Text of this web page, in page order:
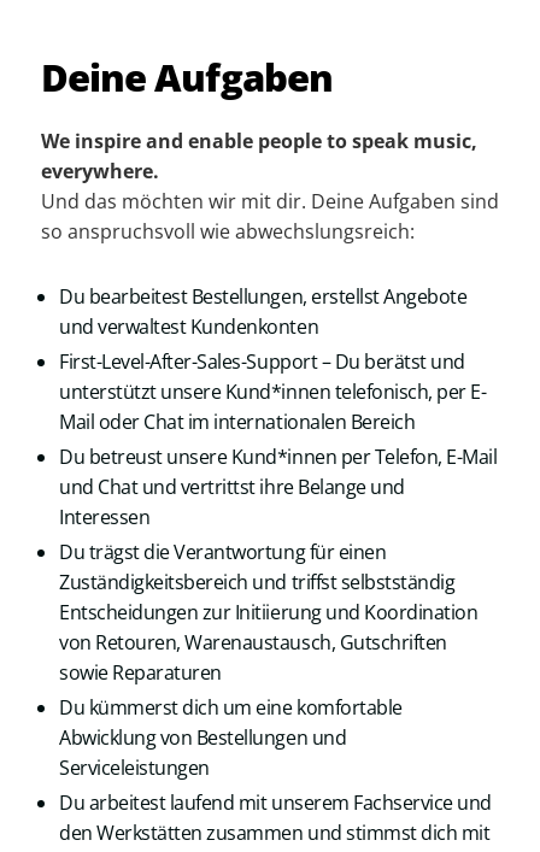
Deine Aufgaben
We inspire and enable people to speak music,
everywhere.
Und das möchten wir mit dir. Deine Aufgaben sind
so anspruchs­voll wie abwechs­lungsreich:
Du bearbeitest Bestellungen, erstellst Angebote
und verwaltest Kundenkonten
First-Level-After-Sales-Support – Du berätst und
unterstützt unsere Kund*innen telefonisch, per E-
Mail oder Chat im internationalen Bereich
Du betreust unsere Kund*innen per Telefon, E-Mail
und Chat und vertrittst ihre Belange und
Interessen
Du trägst die Verantwortung für einen
Zuständigkeitsbereich und triffst selbstständig
Entscheidungen zur Initiierung und Koordination
von Retouren, Warenaustausch, Gutschriften
sowie Reparaturen
Du kümmerst dich um eine komfortable
Abwicklung von Bestellungen und
Serviceleistungen
Du arbeitest laufend mit unserem Fachservice und
den Werkstätten zusammen und stimmst dich mit